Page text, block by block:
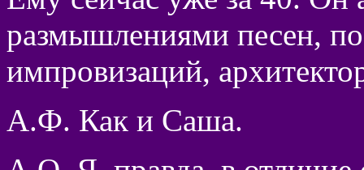
размышлениями песен,
импровизаций,
А.Ф. Как и Саша.